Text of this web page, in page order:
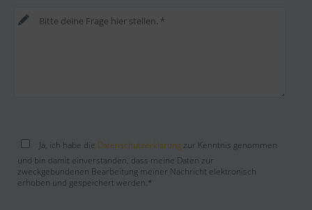
Bitte lasse dieses Feld leer.
Ja, ich habe die Datenschutzerklärung zur Kenntnis genommen
und bin damit einverstanden, dass meine Daten zur
zweckgebundenen Bearbeitung meiner Nachricht elektronisch
erhoben und gespeichert werden.*